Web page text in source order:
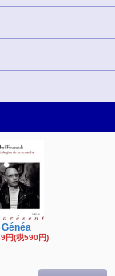
Généa
円(税590円)